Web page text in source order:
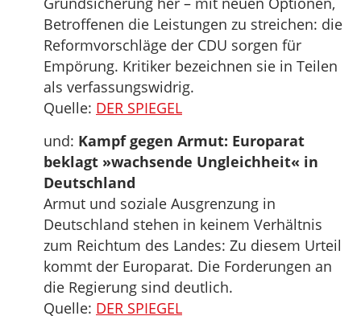
Betroffenen die Leistungen zu streichen: die
Reformvorschläge der CDU sorgen für
Empörung. Kritiker bezeichnen sie in Teilen
als verfassungswidrig.
Quelle: DER SPIEGEL
und: Kampf gegen Armut: Europarat
beklagt »wachsende Ungleichheit« in
Deutschland
Armut und soziale Ausgrenzung in
Deutschland stehen in keinem Verhältnis
zum Reichtum des Landes: Zu diesem Urteil
kommt der Europarat. Die Forderungen an
die Regierung sind deutlich.
Quelle: DER SPIEGEL